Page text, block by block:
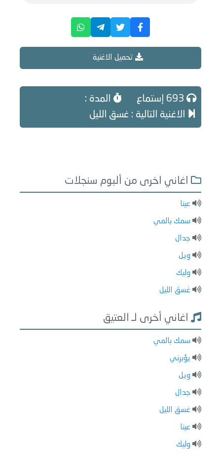
تحميل الاغنية
المدة :
الاغنية التالية : غسق الليل
اغاني اخرى من ألبوم سنجلات
عينا
سمك بالمي
جدال
ويل
وليك
غسق الليل
اغاني أخرى لـ العتيق
سمك بالمي
يؤبرني
ويل
جدال
غسق الليل
عينا
وليك